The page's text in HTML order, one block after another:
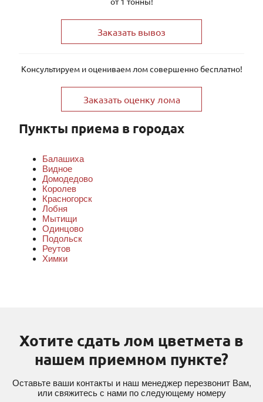
Заказать вывоз
Консультируем и оцениваем лом совершенно бесплатно!
Заказать оценку лома
Пункты приема в городах
Балашиха
Видное
Домодедово
Королев
Красногорск
Лобня
Мытищи
Одинцово
Подольск
Реутов
Химки
Хотите сдать лом цветмета в
нашем приемном пункте?
Оставьте ваши контакты и наш менеджер перезвонит Вам,
или свяжитесь с нами по следующему номеру